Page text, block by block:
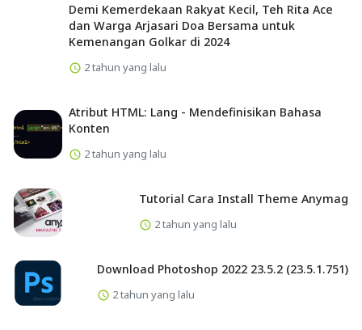
Demi Kemerdekaan Rakyat Kecil, Teh Rita Ace
dan Warga Arjasari Doa Bersama untuk
Kemenangan Golkar di 2024
2 tahun yang lalu
Atribut HTML: Lang - Mendefinisikan Bahasa
Konten
2 tahun yang lalu
Tutorial Cara Install Theme Anymag
2 tahun yang lalu
Download Photoshop 2022 23.5.2 (23.5.1.751)
2 tahun yang lalu